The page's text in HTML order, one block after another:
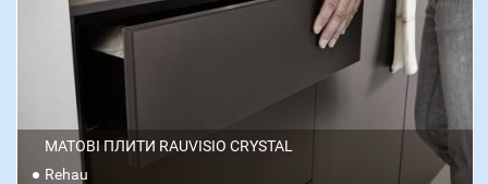
МАТОВІ ПЛИТИ RAUVISIO CRYSTAL
Rehau